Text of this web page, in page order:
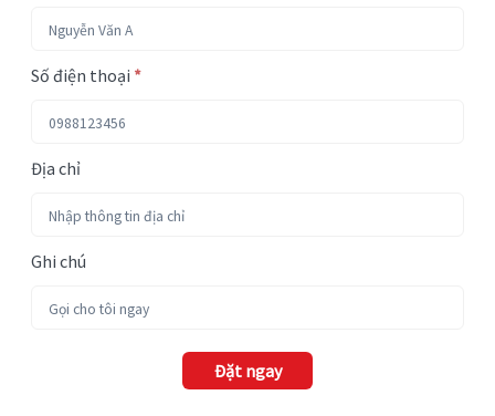
Số điện thoại *
Địa chỉ
Ghi chú
Đặt ngay